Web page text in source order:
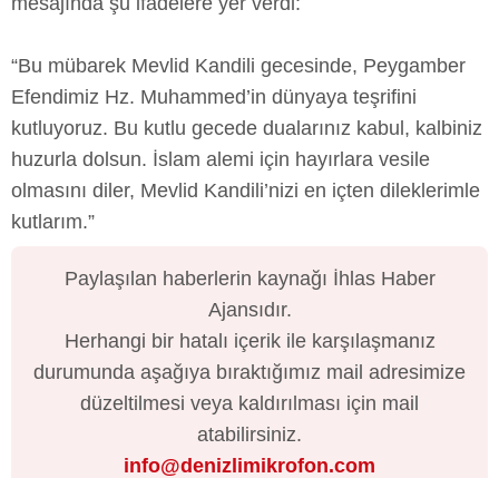
“Bu mübarek Mevlid Kandili gecesinde, Peygamber
Efendimiz Hz. Muhammed’in dünyaya teşrifini
kutluyoruz. Bu kutlu gecede dualarınız kabul, kalbiniz
huzurla dolsun. İslam alemi için hayırlara vesile
olmasını diler, Mevlid Kandili’nizi en içten dileklerimle
kutlarım.”
Paylaşılan haberlerin kaynağı İhlas Haber
Ajansıdır.
Herhangi bir hatalı içerik ile karşılaşmanız
durumunda aşağıya bıraktığımız mail adresimize
düzeltilmesi veya kaldırılması için mail
atabilirsiniz.
info@denizlimikrofon.com